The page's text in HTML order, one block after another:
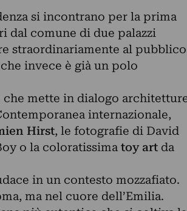
si incontrano per la prima
dal comune di due palazzi
straordinariamente al pubblico
invece è già un polo
che mette in dialogo
internazionale,
Hirst, le fotografie di David
o la coloratissima toy art da
in un contesto mozzafiato.
ma nel cuore dell’Emilia.